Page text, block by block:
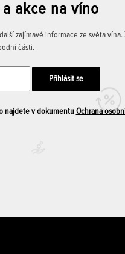
akce na víno
zajímavé informace ze světa
části.
najdete v dokumentu Ochrana